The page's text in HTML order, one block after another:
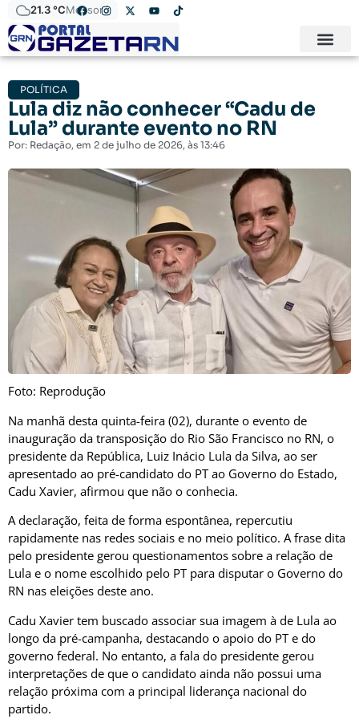
21.3 °CMossoró
POLÍTICA
Lula diz não conhecer “Cadu de
Lula” durante evento no RN
Por: Redação, em 2 de julho de 2026, às 13:46
Foto: Reprodução
Na manhã desta quinta-feira (02), durante o evento de
inauguração da transposição do Rio São Francisco no RN, o
presidente da República, Luiz Inácio Lula da Silva, ao ser
apresentado ao pré-candidato do PT ao Governo do Estado,
Cadu Xavier, afirmou que não o conhecia.
A declaração, feita de forma espontânea, repercutiu
rapidamente nas redes sociais e no meio político. A frase dita
pelo presidente gerou questionamentos sobre a relação de
Lula e o nome escolhido pelo PT para disputar o Governo do
RN nas eleições deste ano.
Cadu Xavier tem buscado associar sua imagem à de Lula ao
longo da pré-campanha, destacando o apoio do PT e do
governo federal. No entanto, a fala do presidente gerou
interpretações de que o candidato ainda não possui uma
relação próxima com a principal liderança nacional do
partido.